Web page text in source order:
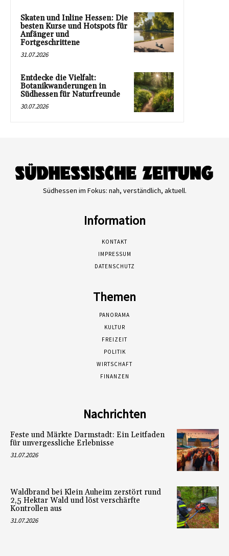
Skaten und Inline Hessen: Die
besten Kurse und Hotspots für
Anfänger und
Fortgeschrittene
31.07.2026
Entdecke die Vielfalt:
Botanikwanderungen in
Südhessen für Naturfreunde
30.07.2026
Südhessen im Fokus: nah, verständlich, aktuell.
Information
KONTAKT
IMPRESSUM
DATENSCHUTZ
Themen
PANORAMA
KULTUR
FREIZEIT
POLITIK
WIRTSCHAFT
FINANZEN
Nachrichten
Feste und Märkte Darmstadt: Ein Leitfaden
für unvergessliche Erlebnisse
31.07.2026
Waldbrand bei Klein Auheim zerstört rund
2,5 Hektar Wald und löst verschärfte
Kontrollen aus
31.07.2026